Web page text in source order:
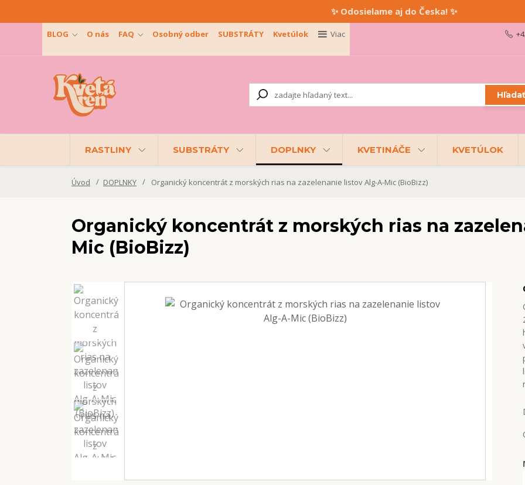
✨ Odosielame aj do Česka! ✨
BLOG O nás FAQ Osobný odber SUBSTRÁTY Kvetúlok Viac
Hľadať
RASTLINY SUBSTRÁTY DOPLNKY KVETINÁČE KVETÚLOK
Úvod DOPLNKY Organický koncentrát z morských rias na zazelenanie listov Alg-A-Mic (BioBizz)
Organický koncentrát z morských rias na
Mic (BioBizz)